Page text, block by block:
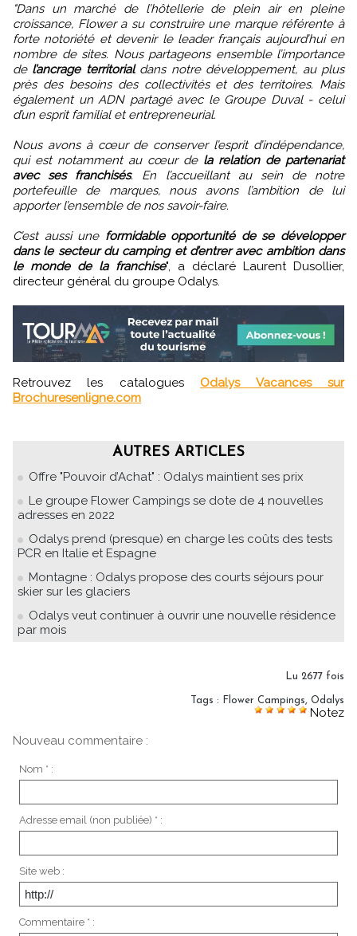
"Dans un marché de l’hôtellerie de plein air en pleine
croissance, Flower a su construire une marque référente à
forte notoriété et devenir le leader français aujourd’hui en
nombre de sites. Nous partageons ensemble l’importance
de l’ancrage territorialdans notre développement, au plus
près des besoins des collectivités et des territoires. Mais
également un ADN partagé avec le Groupe Duval - celui
d’un esprit familial et entrepreneurial.
Nous avons à cœur de conserver l’esprit d’indépendance,
qui est notamment au cœur de la relation de partenariat
avec ses franchisés. En l’accueillant au sein de notre
portefeuille de marques, nous avons l’ambition de lui
apporter l’ensemble de nos savoir-faire.
C’est aussi une formidable opportunité de se développer
dans le secteur du camping et d’entrer avec ambition dans
le monde de la franchise", a déclaré Laurent Dusollier,
directeur général du groupe Odalys.
Retrouvez les catalogues Odalys Vacances sur
Brochuresenligne.com
AUTRES ARTICLES
Offre "Pouvoir d’Achat" : Odalys maintient ses prix
Le groupe Flower Campings se dote de 4 nouvelles
adresses en 2022
Odalys prend (presque) en charge les coûts des tests
PCR en Italie et Espagne
Montagne : Odalys propose des courts séjours pour
skier sur les glaciers
Odalys veut continuer à ouvrir une nouvelle résidence
par mois
Lu 2677 fois
Tags : Flower Campings, Odalys
Notez
Nouveau commentaire :
Nom * :
Adresse email (non publiée) * :
Site web :
Commentaire * :